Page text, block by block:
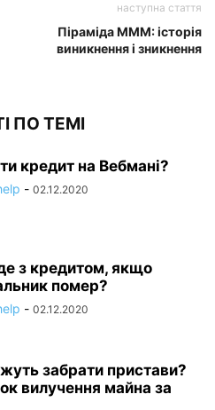
наступна стаття
Піраміда МММ: історія
виникнення і зникнення
ПО ТЕМІ
кредит на Вебмані?
- 02.12.2020
з кредитом, якщо
помер?
- 02.12.2020
забрати пристави?
вилучення майна за